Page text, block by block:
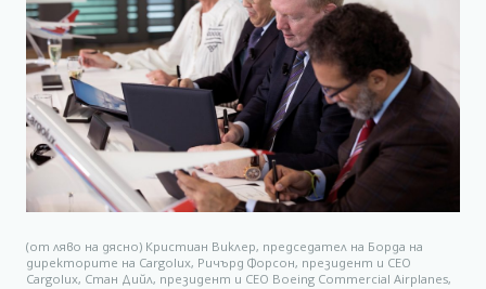
(от ляво на дясно) Кристиан Виклер, председател на Борда на
директорите на Cargolux, Ричърд Форсон, президент и CEO
Cargolux, Стан Дийл, президент и CEO Boeing Commercial Airplanes,